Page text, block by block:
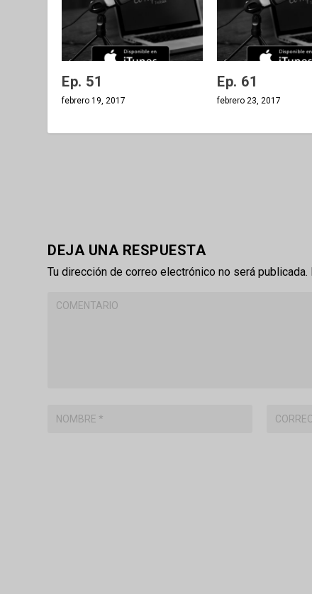
Ep. 51
febrero 19, 2017
Ep. 61
febrero 23, 2017
DEJA UNA RESPUESTA
Tu dirección de correo electrónico no será publicada.